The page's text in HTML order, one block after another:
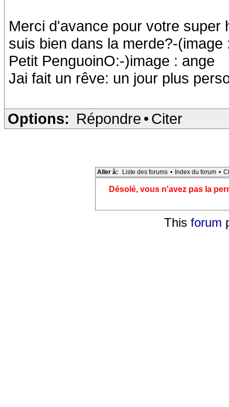
Merci d'avance pour votre super
suis bien dans la merde?-
Petit PenguoinO:-)image : ange
Jai fait un rêve: un jour plus
Options: Répondre • Citer
Aller à: Liste des forums • Index du forum •
Désolé, vous n'avez pas la
This forum